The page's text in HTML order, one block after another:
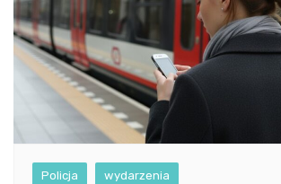
Policja wydarzenia